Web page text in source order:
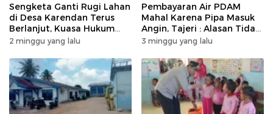
Sengketa Ganti Rugi Lahan
di Desa Karendan Terus
Berlanjut, Kuasa Hukum
Ajukan Kasasi
2 minggu yang lalu
Pembayaran Air PDAM
Mahal Karena Pipa Masuk
Angin, Tajeri : Alasan Tidak
Masuk Akal
3 minggu yang lalu